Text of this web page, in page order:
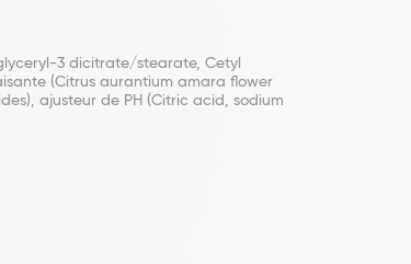
3 dicitrate/stearate, Cetyl
(Citrus aurantium amara flower
ajusteur de PH (Citric acid, sodium